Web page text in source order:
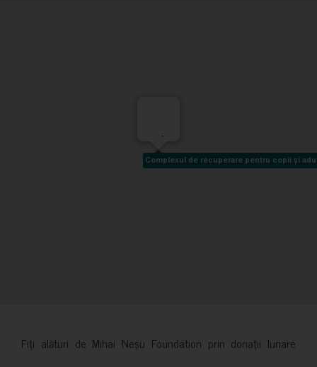
Complexul de recuperare pentru copii și
Complexul de recuperare pentru copii și
-
Fiți alături de Mihai Neșu Foundation prin donații lunare